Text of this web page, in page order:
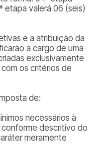
etapa valerá 06 (seis)
e a atribuição da
a cargo de uma
exclusivamente
os critérios de
de:
necessários à
descritivo do
meramente